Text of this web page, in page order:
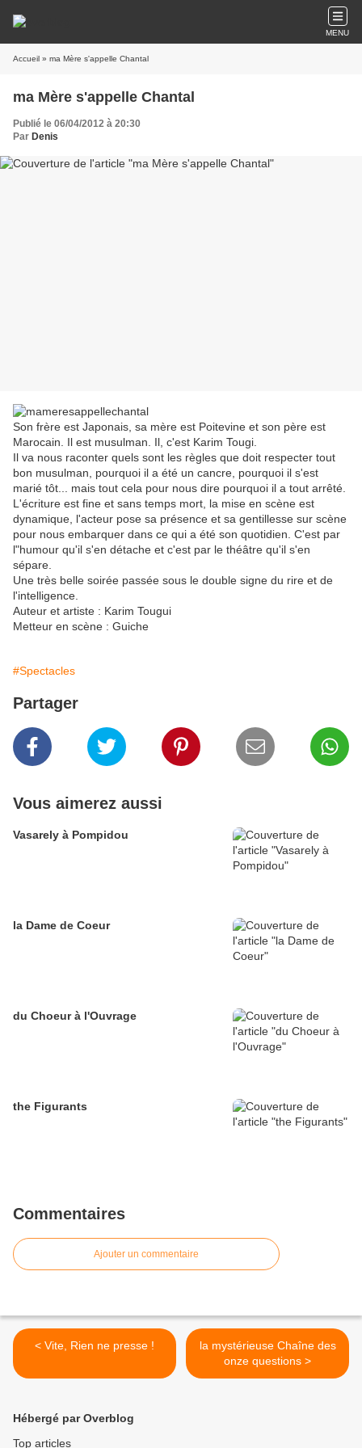
MENU
Accueil » ma Mère s'appelle Chantal
ma Mère s'appelle Chantal
Publié le 06/04/2012 à 20:30
Par Denis
Son frère est Japonais, sa mère est Poitevine et son père est
Marocain. Il est musulman. Il, c'est Karim Tougi.
Il va nous raconter quels sont les règles que doit respecter tout
bon musulman, pourquoi il a été un cancre, pourquoi il s'est
marié tôt... mais tout cela pour nous dire pourquoi il a tout arrêté.
L'écriture est fine et sans temps mort, la mise en scène est
dynamique, l'acteur pose sa présence et sa gentillesse sur scène
pour nous embarquer dans ce qui a été son quotidien. C'est par
l"humour qu'il s'en détache et c'est par le théâtre qu'il s'en
sépare.
Une très belle soirée passée sous le double signe du rire et de
l'intelligence.
Auteur et artiste : Karim Tougui
Metteur en scène : Guiche
#Spectacles
Partager
Vous aimerez aussi
Vasarely à Pompidou
la Dame de Coeur
du Choeur à l'Ouvrage
the Figurants
Commentaires
Ajouter un commentaire
< Vite, Rien ne presse !
la mystérieuse Chaîne des
onze questions >
Hébergé par Overblog
Top articles